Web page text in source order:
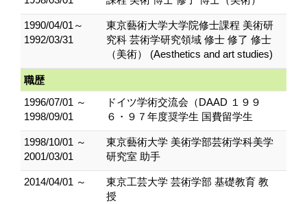
1990/04/01～
1992/03/31
東京藝術大学大学院修士課程 美術研
究科 芸術学研究領域 修士 修了 修士
（美術） (Aesthetics and art studies)
職歴
1996/07/01 ～
1998/09/01
ドイツ学術交流会（DAAD １９９
６・９７年度奨学生 国費留学生
1998/10/01 ～
2001/03/01
東京藝術大学 美術学部芸術学科美学
研究室 助手
2014/04/01 ～
東京工芸大学 芸術学部 基礎教育 教
授